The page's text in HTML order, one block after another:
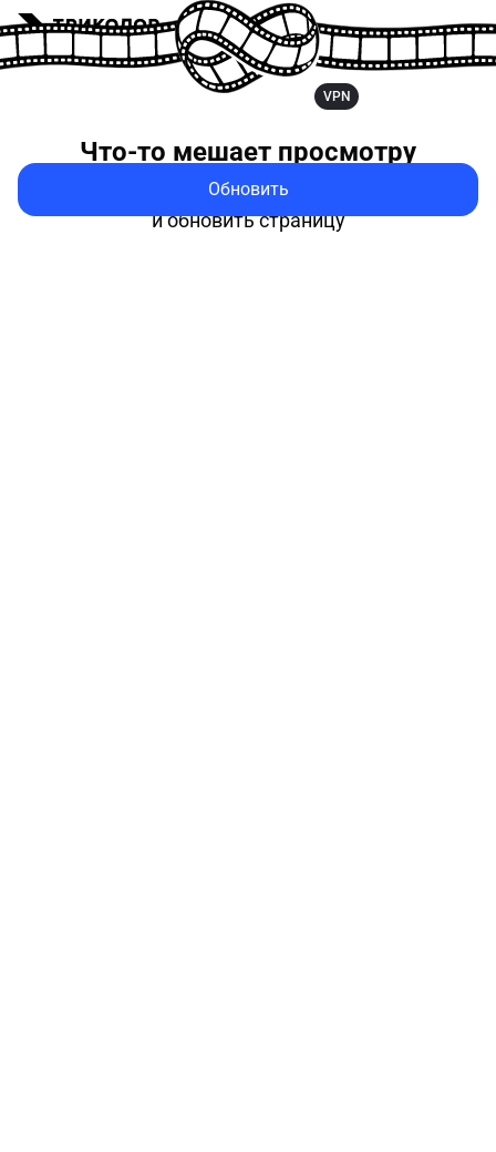
VPN
Что-то мешает просмотру
Попробуйте выключить VPN
и обновить страницу
Обновить